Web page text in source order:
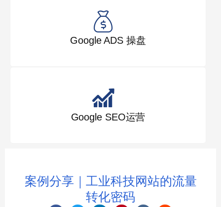
Google ADS 操盘
Google SEO运营
案例分享｜工业科技网站的流量
转化密码